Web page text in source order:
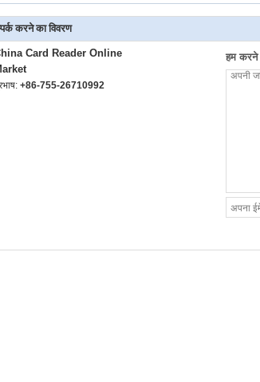
करने का विवरण
Card Reader Online
+86-755-26710992
हम करने